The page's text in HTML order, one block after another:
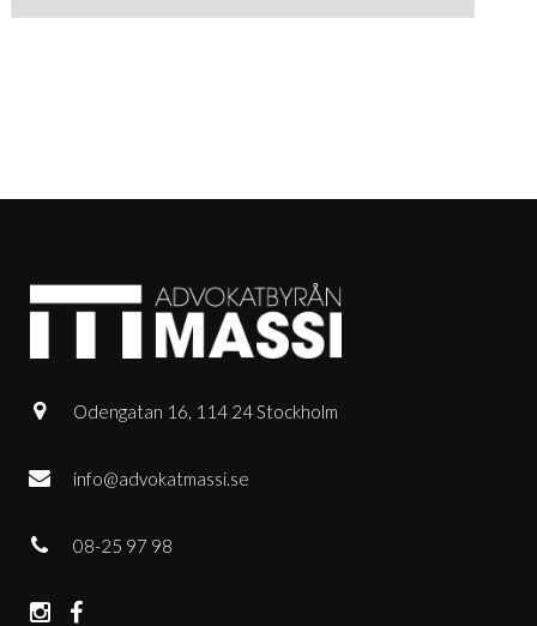
Odengatan 16, 114 24 Stockholm
info@advokatmassi.se
08-25 97 98